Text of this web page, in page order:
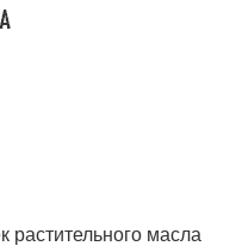
растительного масла